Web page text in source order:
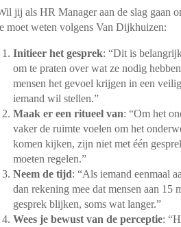
jij als HR Manager aan de slag gaan
moet weten volgens Van Dijkhuizen:
Initieer het gesprek: “Dit is
om te praten over wat ze nodig
mensen het gevoel krijgen in een
iemand wil stellen.”
Maak er een ritueel van: “Om het
vaker de ruimte voelen om het
komen kijken, zijn niet met één
moeten regelen.”
Neem de tijd: “Als iemand eenmaal
dan rekening mee dat mensen aan
gesprek blijken, soms wat langer.”
Wees je bewust van de perceptie: